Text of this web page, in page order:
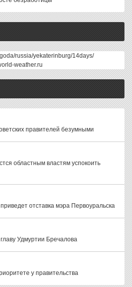
russia/yekaterinburg/14days/
weather.ru
правителей безумными
областным властям успокоить
отставка мэра Первоуральска
Удмуртии Бречалова
у правительства